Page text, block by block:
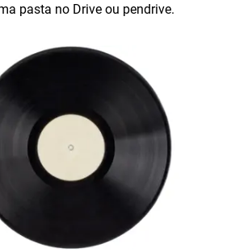
pasta no Drive ou pendrive.